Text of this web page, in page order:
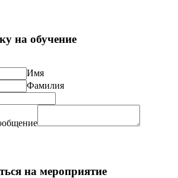
на обучение
Имя
Фамилия
на мероприятие